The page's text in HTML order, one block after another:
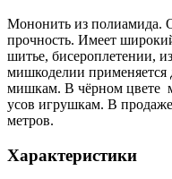
Мононить из полиамида.
прочность. Имеет
шитье, бисероплетении,
мишкоделии
мишкам. В чёрном цвете
усов игрушкам. В
метров.
Характеристики